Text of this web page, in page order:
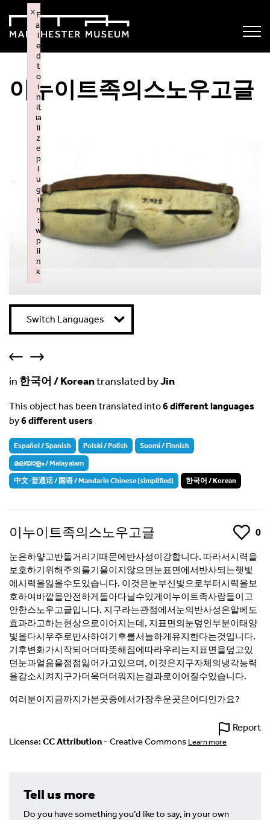
이누이트족의스노우고글
in 한국어 / Koreantranslated byJin
This object has been translated into6 different languages
by6 different users
Español / Spanish Polski / Polish Suomi / Finnish
മലയാളം / Malayalam
中文-普通话 / 国语 / Mandarin Chinese (simplified) 한국어 / Korean
Switch Languages
이누이트족의스노우고글 Like 0
눈은하얗고반들거리기때문에반사성이강합니다. 따라서시력을
보호하기위해주의를기울이지않으면눈표면에서반사되는햇빛
에시력을잃을수도있습니다. 이것은눈부신빛으로부터시력을보
호하여바깥을안전하게돌아다닐수있게이누이트족사람들이고
안한스노우고글입니다. 지구라는관점에서눈의반사성은알베도
효과라고하는현상으로이어지는데, 지표면의눈덮인부분이태양
빛을다시우주로반사하여기후를서늘하게유지한다는것입니다.
기후변화가시작되어더따뜻해짐에따라우리는지표면을덮고있
던눈과얼음을점점잃어가고있으며, 이것은지구자체의냉각능력
을감소시켜지구가더욱더더워지는결과로이어질수있습니다.
여러분이지금까지가본곳중에서가장추운곳은어디인가요?
Report
License: CC Attribution - Creative Commons Learn more
Tell us more
Do you have something you’d like to say, in your own
F
ai
l
e
d
t
o
i
n
it
ia
li
z
e
p
l
u
g
i
n
:
w
p
li
n
k
×
Failed to initialize plugin: wplink